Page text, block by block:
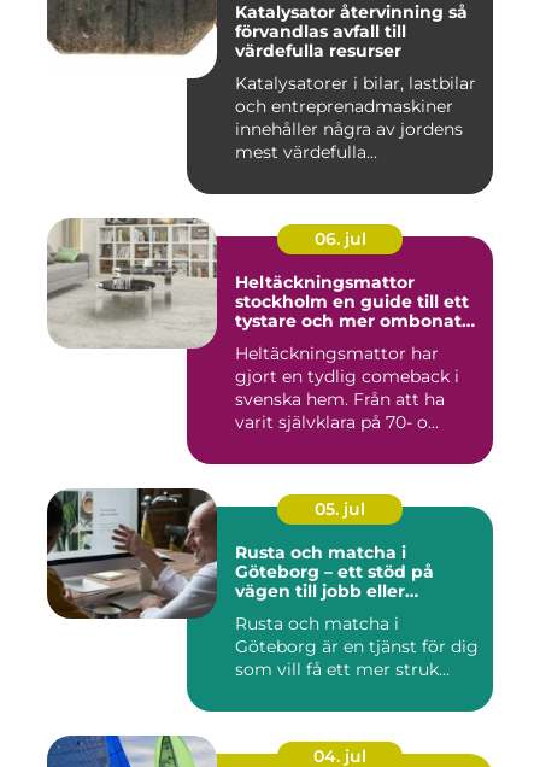
Katalysator återvinning så
förvandlas avfall till
värdefulla resurser
Katalysatorer i bilar, lastbilar
och entreprenadmaskiner
innehåller några av jordens
mest värdefulla...
06. jul
Heltäckningsmattor
stockholm en guide till ett
tystare och mer ombonat
Heltäckningsmattor har
gjort en tydlig comeback i
svenska hem. Från att ha
varit självklara på 70- o...
05. jul
Rusta och matcha i
Göteborg – ett stöd på
vägen till jobb eller
Rusta och matcha i
Göteborg är en tjänst för dig
som vill få ett mer struk...
04. jul